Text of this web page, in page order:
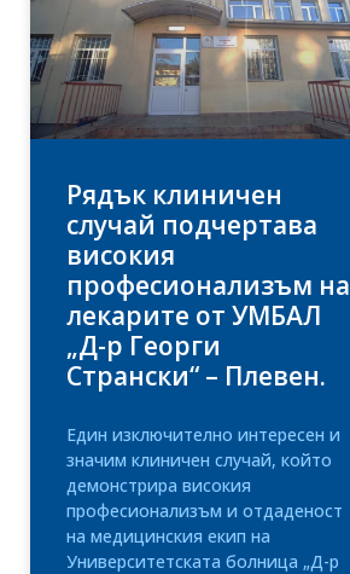
Рядък клиничен
случай подчертава
високия
професионализъм на
лекарите от УМБАЛ
„Д-р Георги
Странски“ – Плевен.
Един изключително интересен и
значим клиничен случай, който
демонстрира високия
професионализъм и отдаденост
на медицинския екип на
Университетската болница „Д-р